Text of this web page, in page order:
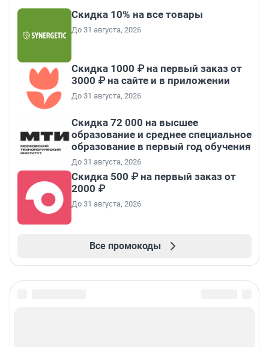
Скидка 10% на все товары
До 31 августа, 2026
Скидка 1000 ₽ на первый заказ от
3000 ₽ на сайте и в приложении
До 31 августа, 2026
Скидка 72 000 на высшее
образование и среднее специальное
образование в первый год обучения
До 31 августа, 2026
Скидка 500 ₽ на первый заказ от
2000 ₽
До 31 августа, 2026
Все промокоды